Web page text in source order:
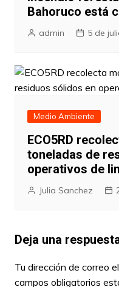
Bahoruco está
admin 5 de
Medio Ambiente
ECO5RD
toneladas de
operativos de
Julia Sanchez
Deja una
Tu dirección de correo
campos obligatorios